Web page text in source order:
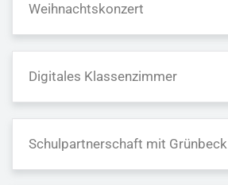
Weihnachtskonzert
Digitales Klassenzimmer
Schulpartnerschaft mit Grünbeck